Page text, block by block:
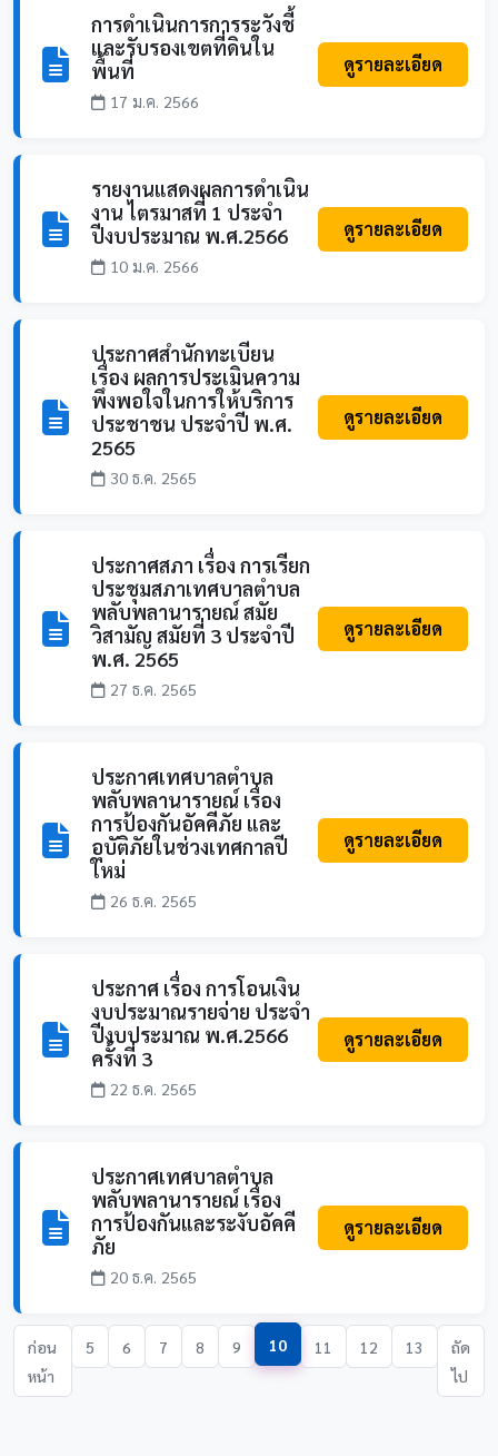
การดำเนินการการระวังชี้
และรับรองเขตที่ดินใน
พื้นที่
17 ม.ค. 2566
ดูรายละเอียด
รายงานแสดงผลการดำเนิน
งาน ไตรมาสที่ 1 ประจำ
ปีงบประมาณ พ.ศ.2566
10 ม.ค. 2566
ดูรายละเอียด
ประกาศสำนักทะเบียน
เรื่อง ผลการประเมินความ
พึงพอใจในการให้บริการ
ประชาชน ประจำปี พ.ศ.
2565
30 ธ.ค. 2565
ดูรายละเอียด
ประกาศสภา เรื่อง การเรียก
ประชุมสภาเทศบาลตำบล
พลับพลานารายณ์ สมัย
วิสามัญ สมัยที่ 3 ประจำปี
พ.ศ. 2565
27 ธ.ค. 2565
ดูรายละเอียด
ประกาศเทศบาลตำบล
พลับพลานารายณ์ เรื่อง
การป้องกันอัคคีภัย และ
อุบัติภัยในช่วงเทศกาลปี
ใหม่
26 ธ.ค. 2565
ดูรายละเอียด
ประกาศ เรื่อง การโอนเงิน
งบประมาณรายจ่าย ประจำ
ปีงบประมาณ พ.ศ.2566
ครั้งที่ 3
22 ธ.ค. 2565
ดูรายละเอียด
ประกาศเทศบาลตำบล
พลับพลานารายณ์ เรื่อง
การป้องกันและระงับอัคคี
ภัย
20 ธ.ค. 2565
ดูรายละเอียด
ก่อน
หน้า
5 6 7 8 9 10 11 12 13
ถัด
ไป